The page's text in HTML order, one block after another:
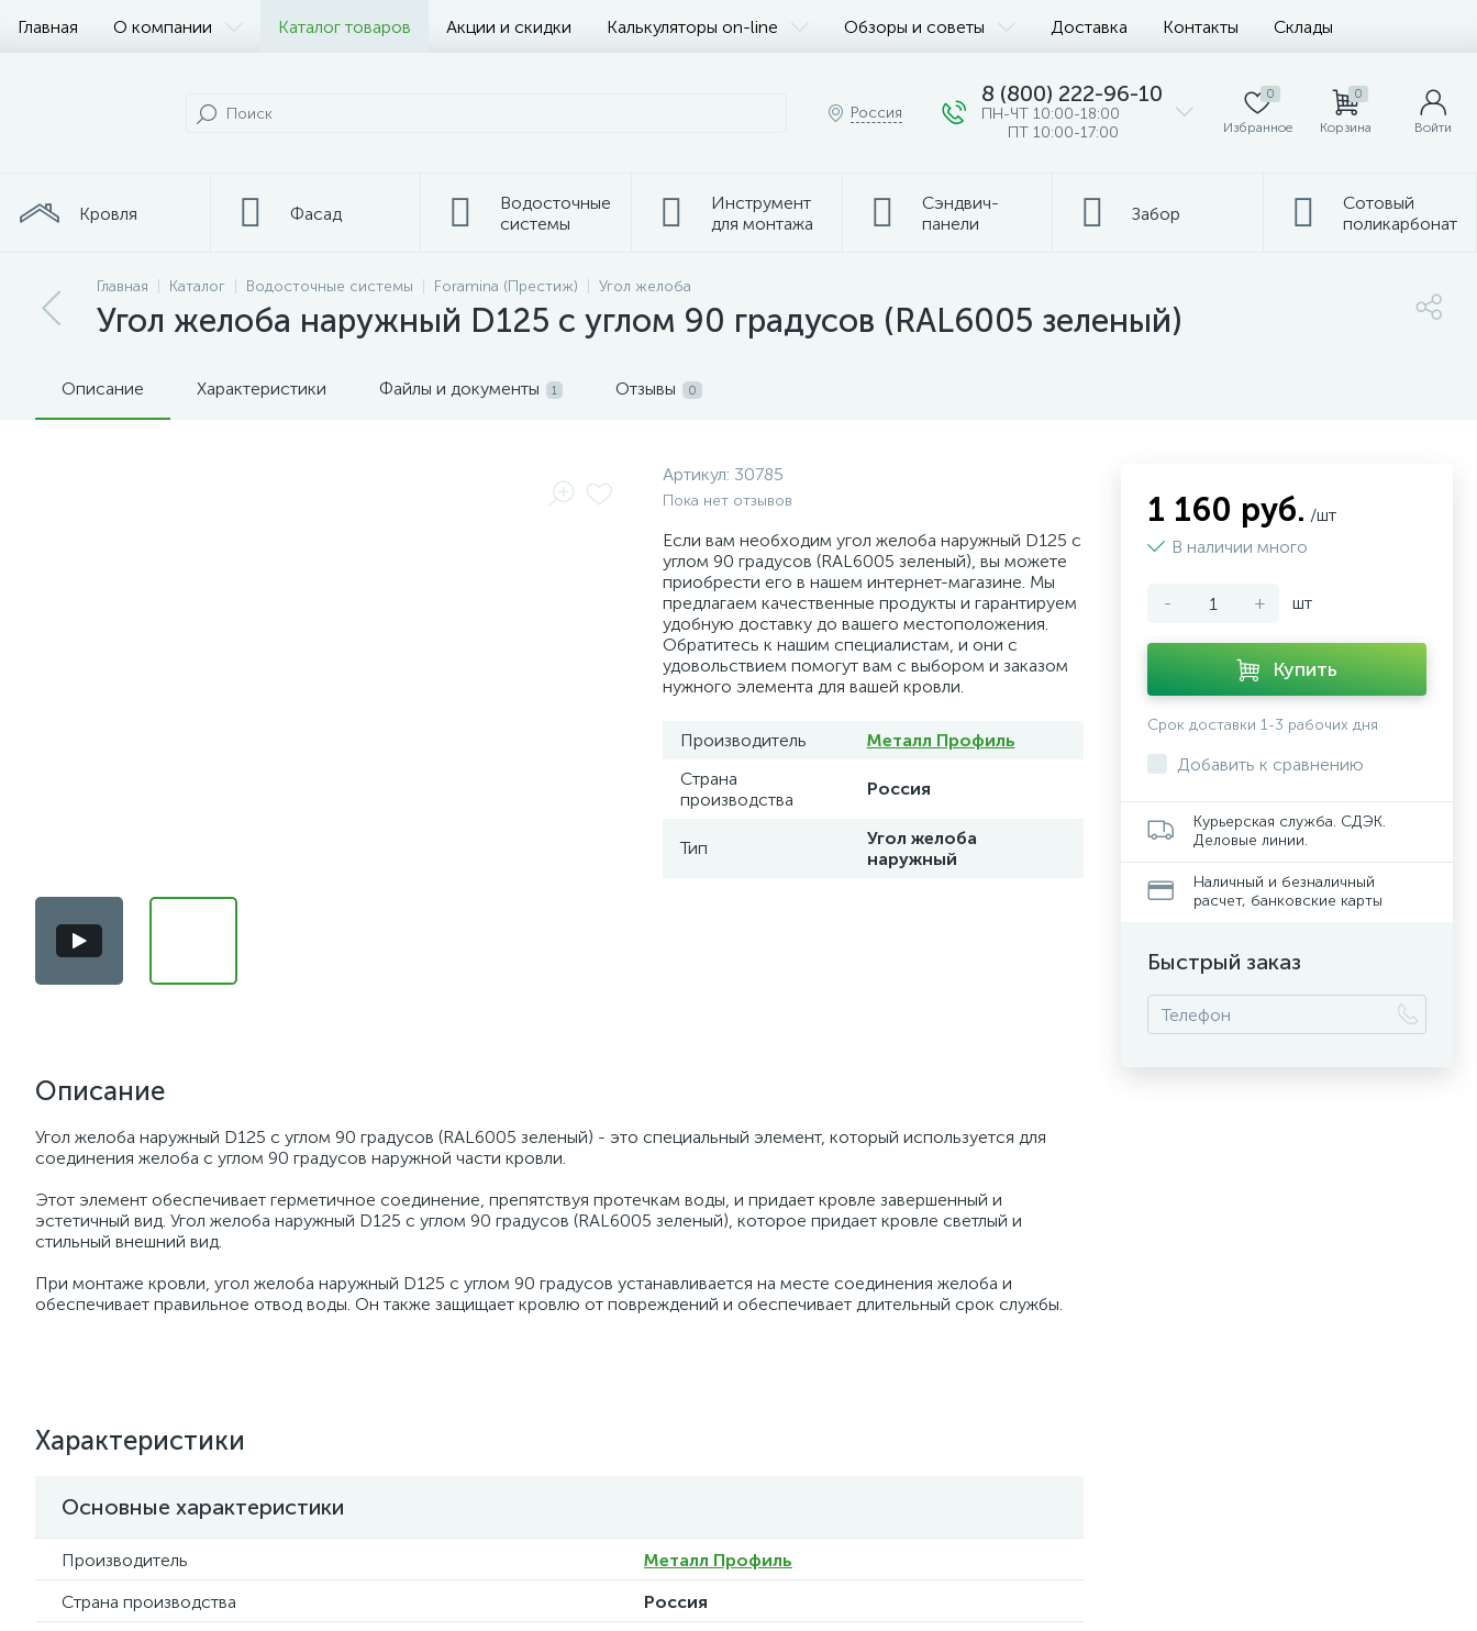
Главная О компании Каталог товаров Акции и скидки Калькуляторы on-line Обзоры и советы Доставка Контакты Склады
Россия
8 (800) 222-96-10
ПН-ЧТ 10:00-18:00
ПТ 10:00-17:00
0
Избранное
0
Корзина Войти
Кровля Фасад
Водосточные
системы
Инструмент
для монтажа
Сэндвич-
панели
Забор
Сотовый
поликарбонат
Металлопрокат
Главная Каталог Водосточные системы Foramina (Престиж) Угол желоба
Угол желоба наружный D125 с углом 90 градусов (RAL6005 зеленый)
Описание Характеристики Файлы и документы 1 Отзывы 0
Артикул: 30785
Пока нет отзывов
Если вам необходим угол желоба наружный D125 с
углом 90 градусов (RAL6005 зеленый), вы можете
приобрести его в нашем интернет-магазине. Мы
предлагаем качественные продукты и гарантируем
удобную доставку до вашего местоположения.
Обратитесь к нашим специалистам, и они с
удовольствием помогут вам с выбором и заказом
нужного элемента для вашей кровли.
Производитель
Металл Профиль
Страна
производства
Россия
Тип
Угол желоба
наружный
Описание
Угол желоба наружный D125 с углом 90 градусов (RAL6005 зеленый) - это специальный элемент, который используется для
соединения желоба с углом 90 градусов наружной части кровли.
Этот элемент обеспечивает герметичное соединение, препятствуя протечкам воды, и придает кровле завершенный и
эстетичный вид. Угол желоба наружный D125 с углом 90 градусов (RAL6005 зеленый), которое придает кровле светлый и
стильный внешний вид.
При монтаже кровли, угол желоба наружный D125 с углом 90 градусов устанавливается на месте соединения желоба и
обеспечивает правильное отвод воды. Он также защищает кровлю от повреждений и обеспечивает длительный срок службы.
Характеристики
Основные характеристики
Производитель
Металл Профиль
Страна производства
Россия
1 160 руб. /шт
В наличии много
- + шт
Купить
Срок доставки 1-3 рабочих дня
Добавить к сравнению
Курьерская служба. СДЭК.
Деловые линии.
Наличный и безналичный
расчет, банковские карты
Быстрый заказ